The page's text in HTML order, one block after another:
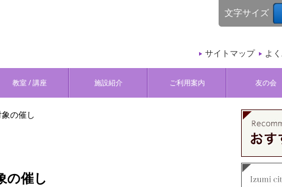
サイトマップ よ
文字サイズ
教室 / 講座 施設紹介 ご利用案内 友の会
の催し
の催し